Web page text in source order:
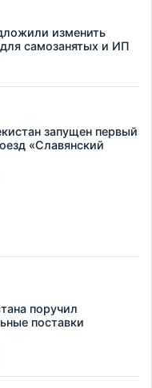
изменить
самозанятых и ИП
запущен первый
«Славянский
поручил
поставки